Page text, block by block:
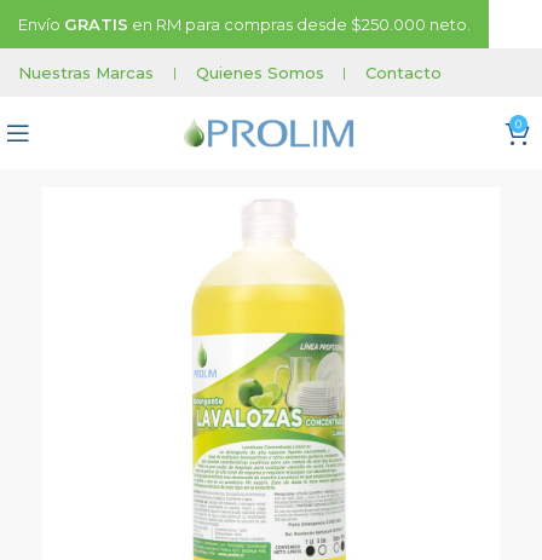
Nuestras Marcas | Quienes Somos | Contacto
0
Envío GRATIS en RM para compras desde $250.000 neto.